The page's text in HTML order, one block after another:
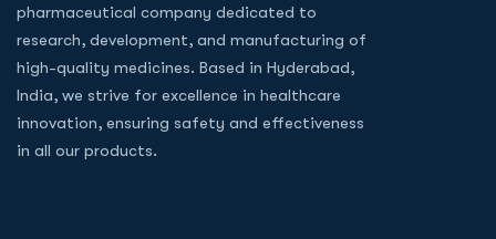
pharmaceutical company dedicated to
research, development, and manufacturing of
high-quality medicines. Based in Hyderabad,
India, we strive for excellence in healthcare
innovation, ensuring safety and effectiveness
in all our products.